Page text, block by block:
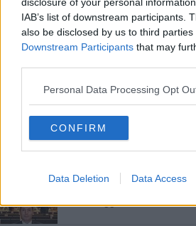
IAB’s list of downstream participants.
also be disclosed by us to third parties
Downstream Participants that may
Personal Data Processing Opt
CONFIRM
Data Deletion Data Access
​Scelgo Arezzo, Donati
I big dello sport con gli
“La porta staccata poteva
​Nascono comitati “Civici e
Ampliamento discarica, si